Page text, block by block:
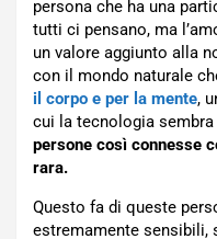
persona che ha una
tutti ci pensano, ma
un valore aggiunto alla
con il mondo naturale
il corpo e per la mente,
cui la tecnologia sembra
persone così connesse
rara.
Questo fa di queste
estremamente sensibili,